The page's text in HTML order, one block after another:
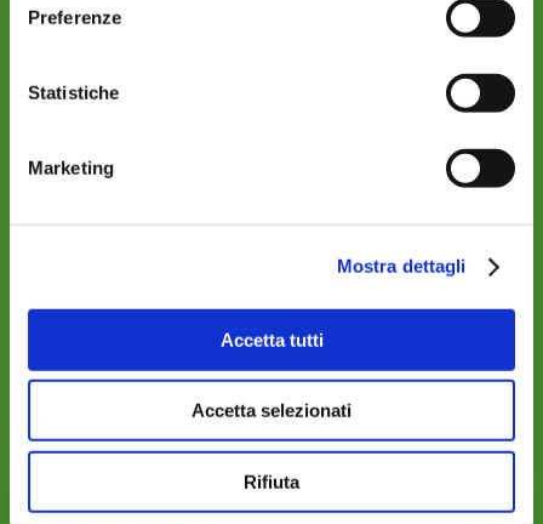
Preferenze
Statistiche
Marketing
Mostra dettagli
Accetta tutti
Accetta selezionati
Rifiuta
CONTACTS
Via P. Togliatti, 4 - Guastalla 42016